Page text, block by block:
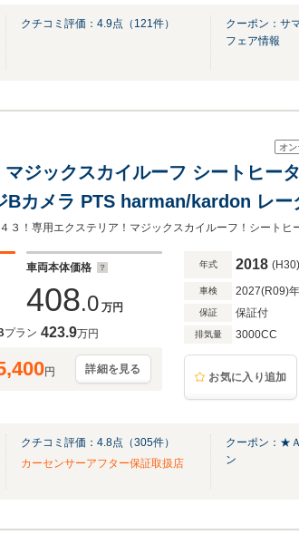
クチコミ評価： 4.9点（ 121件）
クーポン：サ
フェア情報
オ
ジックスカイルーフ シートヒー
harman/kardon レーダーセーフティPKG キ
ーツエグゾースト LEDライト 専用
車両本体価格
408.0 万円
プラン 423.9万円
円 詳細を見る
年式 2018 (H30)
車検 2027(R09)
保証 保証付
排気量 3000CC
お気に入り追加
クチコミ評価： 4.8点（305件）
カーセンサーアフター保証取扱店
クーポン：★
ン